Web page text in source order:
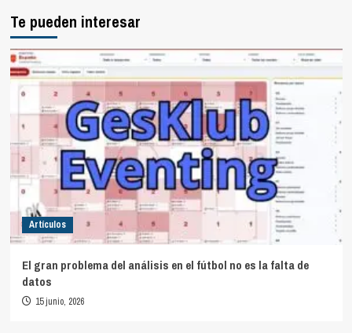
Te pueden interesar
Artículos
El gran problema del análisis en el fútbol no es la falta de
datos
15 junio, 2026